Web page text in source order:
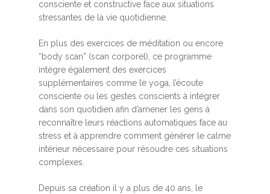
consciente et constructive face aux situations
stressantes de la vie quotidienne.
En plus des exercices de méditation ou encore
“body scan” (scan corporel), ce programme
intègre également des exercices
supplémentaires comme le yoga, l’écoute
consciente ou les gestes conscients à intégrer
dans son quotidien afin d’amener les gens à
reconnaître leurs réactions automatiques face au
stress et à apprendre comment générer le calme
intérieur nécessaire pour résoudre ces situations
complexes.
Depuis sa création il y a plus de 40 ans, le